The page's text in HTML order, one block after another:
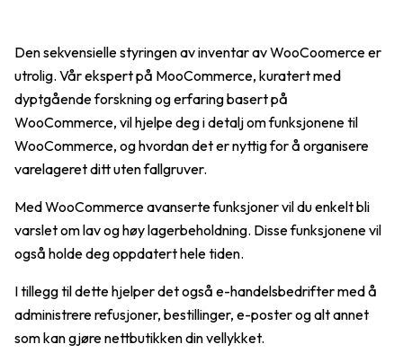
Den sekvensielle styringen av inventar av WooCoomerce er
utrolig. Vår ekspert på MooCommerce, kuratert med
dyptgående forskning og erfaring basert på
WooCommerce, vil hjelpe deg i detalj om funksjonene til
WooCommerce, og hvordan det er nyttig for å organisere
varelageret ditt uten fallgruver.
Med WooCommerce avanserte funksjoner vil du enkelt bli
varslet om lav og høy lagerbeholdning. Disse funksjonene vil
også holde deg oppdatert hele tiden.
I tillegg til dette hjelper det også e-handelsbedrifter med å
administrere refusjoner, bestillinger, e-poster og alt annet
som kan gjøre nettbutikken din vellykket.